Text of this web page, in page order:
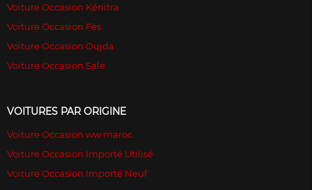
Voiture Occasion Kénitra
Voiture Occasion Fès
Voiture Occasion Oujda
Voiture Occasion Sale
VOITURES PAR ORIGINE
Voiture Occasion ww maroc
Voiture Occasion Importé Utilisé
Voiture Occasion Importé Neuf